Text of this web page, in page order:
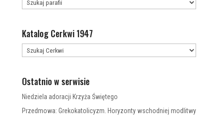
Katalog Cerkwi 1947
Ostatnio w serwisie
Niedziela adoracji Krzyża Świętego
Przedmowa: Grekokatolicyzm. Horyzonty wschodniej modlitwy